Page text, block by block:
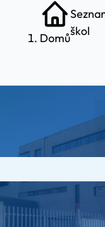
Domůškol